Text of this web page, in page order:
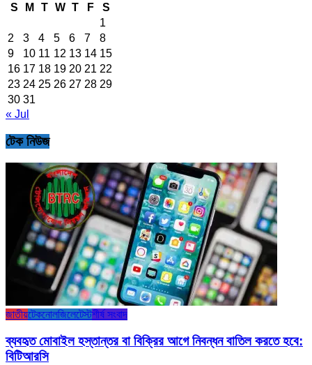
S
M T W T F
S
1
2
3 4 5 6 7
8
9
10 11 12 13 14 15
16 17 18 19 20 21 22
23 24 25 26 27 28 29
30 31
« Jul
টেক নিউজ
জাতীয়টেকনোলজিলেটেস্টশীর্ষ সংবাদ
ব্যবহৃত মোবাইল হস্তান্তর বা বিক্রির আগে নিবন্ধন বাতিল করতে হবে:
বিটিআরসি